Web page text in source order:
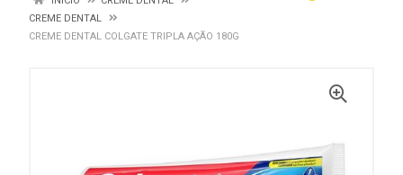
CREME DENTAL
CREME DENTAL COLGATE TRIPLA AÇÃO 180G